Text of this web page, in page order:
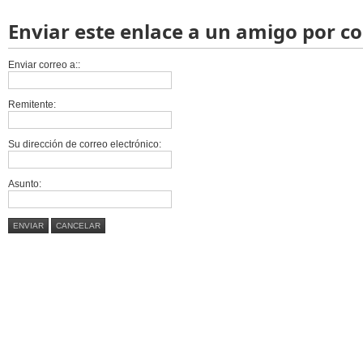
Enviar este enlace a un amigo por
Enviar correo a::
Remitente:
Su dirección de correo electrónico:
Asunto:
ENVIAR CANCELAR